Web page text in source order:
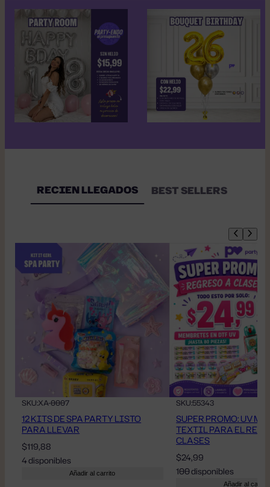
RECIEN LLEGADOS BEST SELLERS
SKU:XA-0007
12 KITS DE SPA PARTY LISTO
PARA LLEVAR
$119,88
4 disponibles
Añadir al carrito
SKU:55343
SUPER PROMO: UV
TEXTIL PARA EL
CLASES
$24,99
100 disponibles
Añadir al carrito